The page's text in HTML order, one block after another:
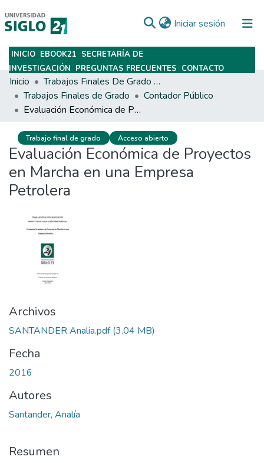
Iniciar sesión (current)
Subir
INICIO EBOOK21 SECRETARÍA DE
INVESTIGACIÓN PREGUNTAS FRECUENTES CONTACTO
Inicio
Trabajos Finales De Grado Y Posgrado
Trabajos Finales de Grado
Contador Público
Evaluación Económica de Proyectos en Marcha en una Empresa Petrolera
Trabajo final de grado Acceso abierto
Evaluación Económica de Proyectos
en Marcha en una Empresa
Petrolera
Archivos
SANTANDER Analia.pdf(3.04 MB)
Fecha
2016
Autores
Santander, Analía
Resumen